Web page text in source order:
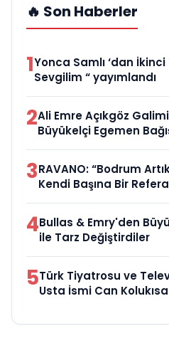
🔥 Son Haberler
1Yonca Samlı ‘dan
Sevgilim “ yayımlandı
2Ali Emre Açıkgöz
Büyükelçi Egemen
3RAVANO: “Bodrum
Kendi Başına Bir
4Bullas & Emry'den
ile Tarz Değiştirdiler
5Türk Tiyatrosu ve
Usta İsmi Can